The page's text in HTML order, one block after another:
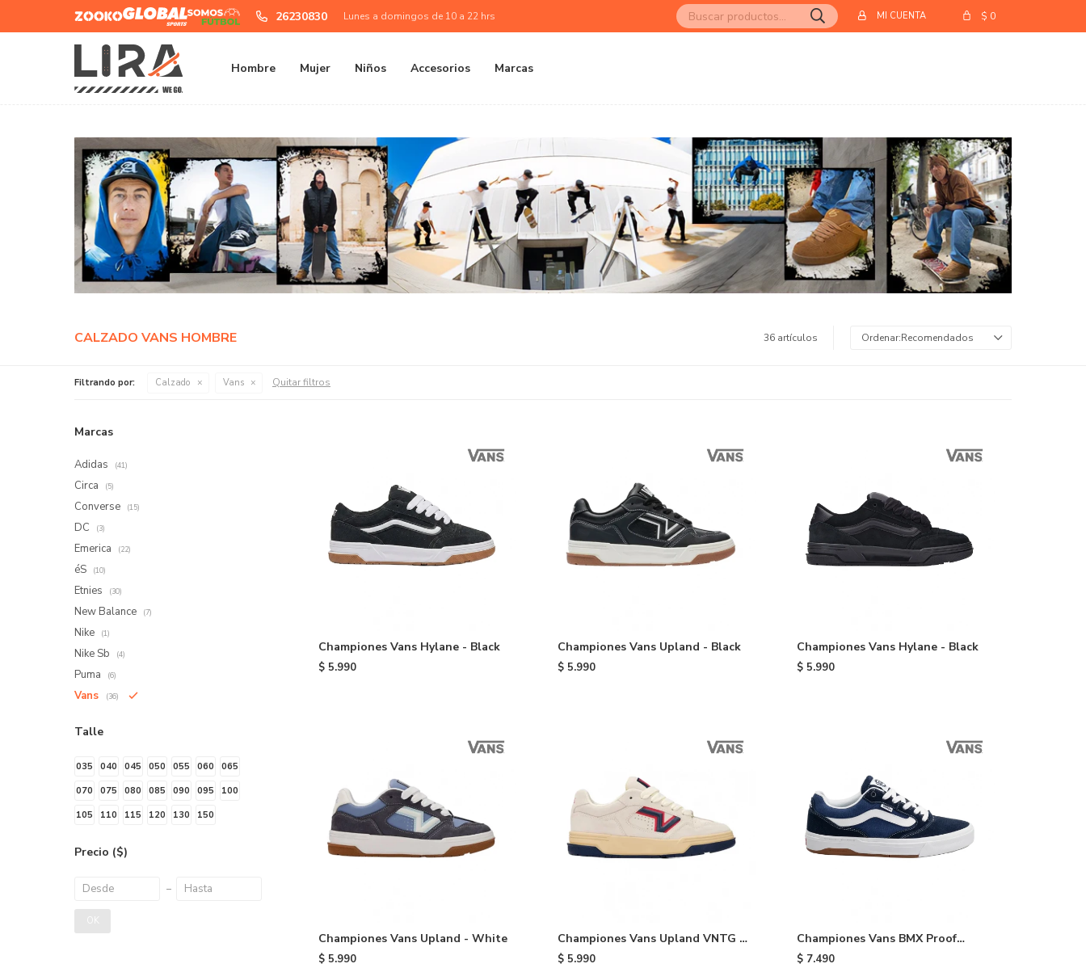
Hombre Mujer Niños Accesorios Marcas
$ 0
Futbol
26230830 Lunes a domingos de 10 a 22 hrs
CALZADO VANS HOMBRE 36 artículos Recomendados
Filtrando por: Calzado Vans Quitar filtros
Championes Vans Hylane - Black
$ 5.990
Championes Vans Upland - Black
$ 5.990
Championes Vans Hylane - Black
$ 5.990
Championes Vans Upland - White
$ 5.990
Championes Vans Upland VNTG -
White
$ 5.990
Championes Vans BMX Proof
Wafflecup - Black
$ 7.490
Marcas
Adidas (41)
Circa (5)
Converse (15)
DC (3)
Emerica (22)
éS (10)
Etnies (30)
New Balance (7)
Nike (1)
Nike Sb (4)
Puma (6)
Vans (36)
Talle
035 040 045 050 055 060
065
070
075 080 085 090 095
100
105
110 115 120 130 150
Precio ($)
OK